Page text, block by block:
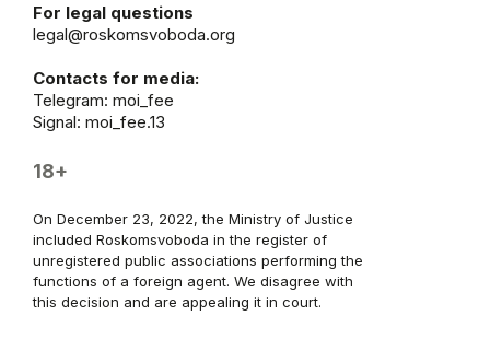
For legal questions
legal@roskomsvoboda.org
Contacts for media:
Telegram: moi_fee
Signal: moi_fee.13
18+
On December 23, 2022, the Ministry of Justice
included Roskomsvoboda in the register of
unregistered public associations performing the
functions of a foreign agent. We disagree with
this decision and are appealing it in court.